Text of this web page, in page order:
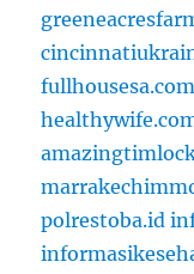
fullhousesa.com
polrestoba.id